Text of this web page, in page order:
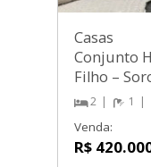
Casas
Conjunto
Filho –
2 1
Venda:
R$